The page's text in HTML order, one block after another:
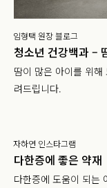
임형택 원장 블로그
청소년 건강백과 –
땀이 많은 아이를 위
려드립니다.
자하연 인스타그램
다한증에 좋은 약재
다한증에 도움이 되는